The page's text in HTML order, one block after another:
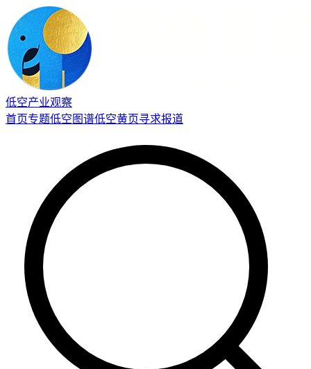
低空产业观察
首页专题低空图谱低空黄页寻求报道